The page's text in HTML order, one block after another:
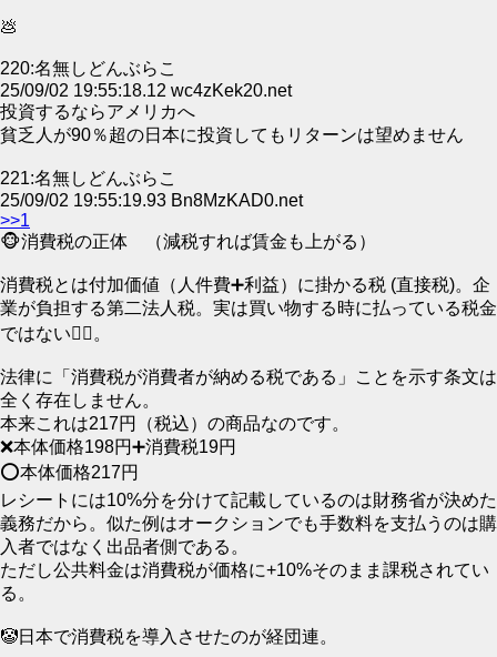
💩
220:名無しどんぶらこ
25/09/02 19:55:18.12 wc4zKek20.net
投資するならアメリカへ
貧乏人が90％超の日本に投資してもリターンは望めません
221:名無しどんぶらこ
25/09/02 19:55:19.93 Bn8MzKAD0.net
>>1
🐵消費税の正体 （減税すれば賃金も上がる）
消費税とは付加価値（人件費➕利益）に掛かる税 (直接税)。企
業が負担する第二法人税。実は買い物する時に払っている税金
ではない🙅‍♀。
法律に「消費税が消費者が納める税である」ことを示す条文は
全く存在しません。
本来これは217円（税込）の商品なのです。
❌本体価格198円➕消費税19円
⭕本体価格217円
レシートには10%分を分けて記載しているのは財務省が決めた
義務だから。似た例はオークションでも手数料を支払うのは購
入者ではなく出品者側である。
ただし公共料金は消費税が価格に+10%そのまま課税されてい
る。
🤡日本で消費税を導入させたのが経団連。